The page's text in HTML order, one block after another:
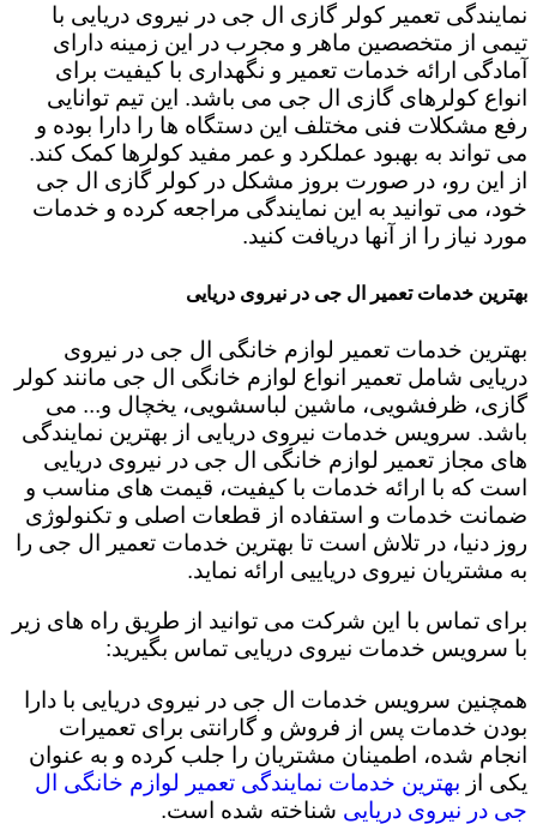
نمایندگی تعمیر کولر گازی ال جی در نیروی دریایی با
تیمی از متخصصین ماهر و مجرب در این زمینه دارای
آمادگی ارائه خدمات تعمیر و نگهداری با کیفیت برای
انواع کولرهای گازی ال جی می باشد. این تیم توانایی
رفع مشکلات فنی مختلف این دستگاه ها را دارا بوده و
می تواند به بهبود عملکرد و عمر مفید کولرها کمک کند.
از این رو، در صورت بروز مشکل در کولر گازی ال جی
خود، می توانید به این نمایندگی مراجعه کرده و خدمات
مورد نیاز را از آنها دریافت کنید.
بهترین خدمات تعمیر ال جی در نیروی دریایی
بهترین خدمات تعمیر لوازم خانگی ال جی در نیروی
دریایی شامل تعمیر انواع لوازم خانگی ال جی مانند کولر
گازی، ظرفشویی، ماشین لباسشویی، یخچال و... می
باشد. سرویس خدمات نیروی دریایی از بهترین نمایندگی
های مجاز تعمیر لوازم خانگی ال جی در نیروی دریایی
است که با ارائه خدمات با کیفیت، قیمت های مناسب و
ضمانت خدمات و استفاده از قطعات اصلی و تکنولوژی
روز دنیا، در تلاش است تا بهترین خدمات تعمیر ال جی را
به مشتریان نیروی دریاییی ارائه نماید.
برای تماس با این شرکت می توانید از طریق راه های زیر
با سرویس خدمات نیروی دریایی تماس بگیرید:
همچنین سرویس خدمات ال جی در نیروی دریایی با دارا
بودن خدمات پس از فروش و گارانتی برای تعمیرات
انجام شده، اطمینان مشتریان را جلب کرده و به عنوان
یکی از بهترین خدمات نمایندگی تعمیر لوازم خانگی ال
جی در نیروی دریایی شناخته شده است.